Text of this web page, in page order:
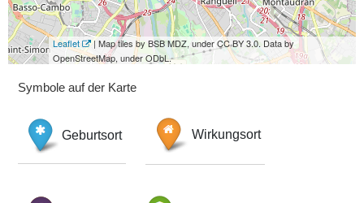
Leaflet
| Map tiles by BSB MDZ, under CC BY 3.0. Data by
OpenStreetMap, under ODbL.
Symbole auf der Karte
Geburtsort Wirkungsort